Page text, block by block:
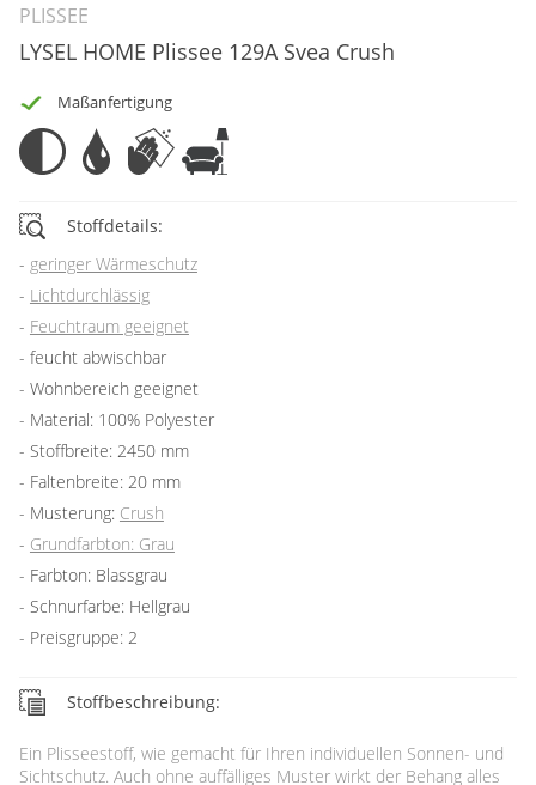
PLISSEE
LYSEL HOME Plissee 129A Svea Crush
Maßanfertigung
Stoffdetails:
geringer Wärmeschutz
Lichtdurchlässig
Feuchtraum geeignet
feucht abwischbar
Wohnbereich geeignet
Material: 100% Polyester
Stoffbreite: 2450 mm
Faltenbreite: 20 mm
Musterung: Crush
Grundfarbton: Grau
Farbton: Blassgrau
Schnurfarbe: Hellgrau
Preisgruppe: 2
Stoffbeschreibung:
Ein Plisseestoff, wie gemacht für Ihren individuellen Sonnen- und
Sichtschutz. Auch ohne auffälliges Muster wirkt der Behang alles